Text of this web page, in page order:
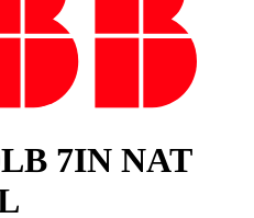
7IN NAT